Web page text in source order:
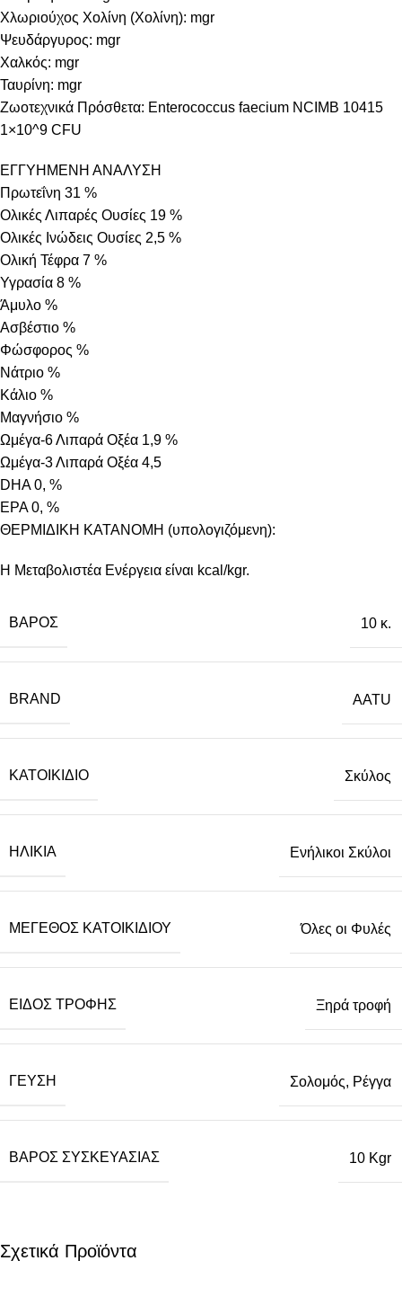
Χλωριούχος Χολίνη (Χολίνη): mgr
Ψευδάργυρος: mgr
Χαλκός: mgr
Ταυρίνη: mgr
Ζωοτεχνικά Πρόσθετα: Enterococcus faecium NCIMB 10415
1×10^9 CFU
ΕΓΓΥΗΜΕΝΗ ΑΝΑΛΥΣΗ
Πρωτεΐνη 31 %
Ολικές Λιπαρές Ουσίες 19 %
Ολικές Ινώδεις Ουσίες 2,5 %
Ολική Τέφρα 7 %
Υγρασία 8 %
Άμυλο %
Ασβέστιο %
Φώσφορος %
Νάτριο %
Κάλιο %
Μαγνήσιο %
Ωμέγα-6 Λιπαρά Οξέα 1,9 %
Ωμέγα-3 Λιπαρά Οξέα 4,5
DHA 0, %
EPA 0, %
ΘΕΡΜΙΔΙΚΗ ΚΑΤΑΝΟΜΗ (υπολογιζόμενη):
Η Μεταβολιστέα Ενέργεια είναι kcal/kgr.
ΒΆΡΟΣ 10 κ.
BRAND AATU
ΚΑΤΟΙΚΊΔΙΟ Σκύλος
ΗΛΙΚΊΑ Ενήλικοι Σκύλοι
ΜΈΓΕΘΟΣ ΚΑΤΟΙΚΙΔΊΟΥ Όλες οι Φυλές
ΕΊΔΟΣ ΤΡΟΦΉΣ Ξηρά τροφή
ΓΕΎΣΗ Σολομός, Ρέγγα
ΒΆΡΟΣ ΣΥΣΚΕΥΑΣΊΑΣ 10 Kgr
Σχετικά Προϊόντα